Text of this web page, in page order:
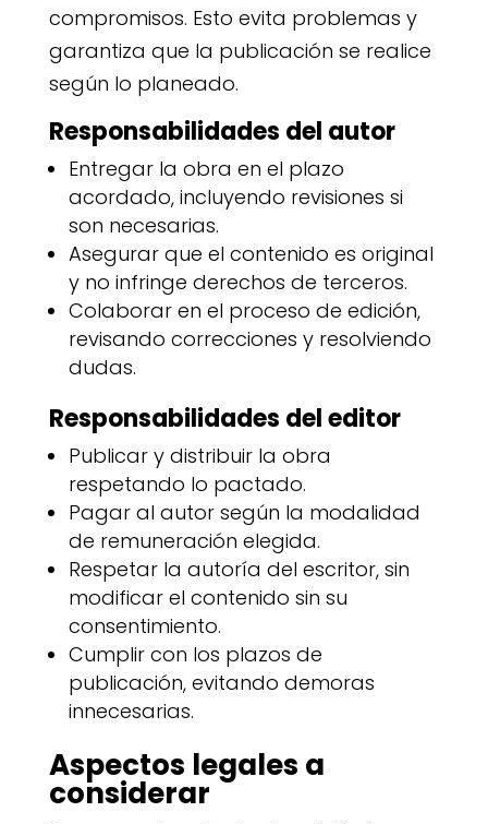
compromisos. Esto evita problemas y
garantiza que la publicación se realice
según lo planeado.
Responsabilidades del autor
Entregar la obra en el plazo
acordado, incluyendo revisiones si
son necesarias.
Asegurar que el contenido es original
y no infringe derechos de terceros.
Colaborar en el proceso de edición,
revisando correcciones y resolviendo
dudas.
Responsabilidades del editor
Publicar y distribuir la obra
respetando lo pactado.
Pagar al autor según la modalidad
de remuneración elegida.
Respetar la autoría del escritor, sin
modificar el contenido sin su
consentimiento.
Cumplir con los plazos de
publicación, evitando demoras
innecesarias.
Aspectos legales a
considerar